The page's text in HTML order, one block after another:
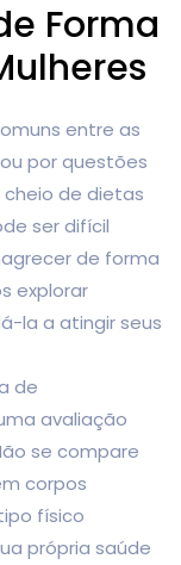
Forma
entre as
por questões
de dietas
ser difícil
de forma
explorar
la a atingir seus
de
avaliação
se compare
corpos
físico
própria saúde